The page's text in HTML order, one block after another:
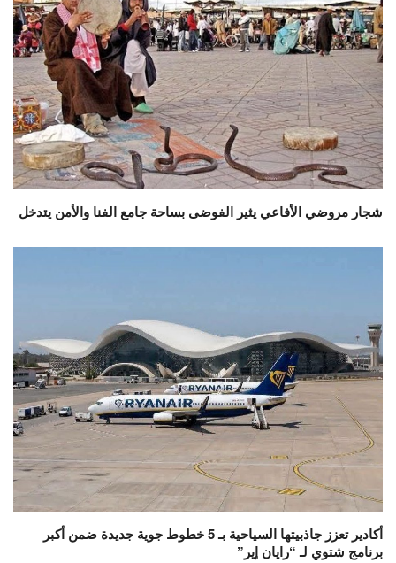
شجار مروضي الأفاعي يثير الفوضى بساحة جامع الفنا والأمن يتدخل
أكادير تعزز جاذبيتها السياحية بـ 5 خطوط جوية جديدة ضمن أكبر
برنامج شتوي لـ “رايان إير”